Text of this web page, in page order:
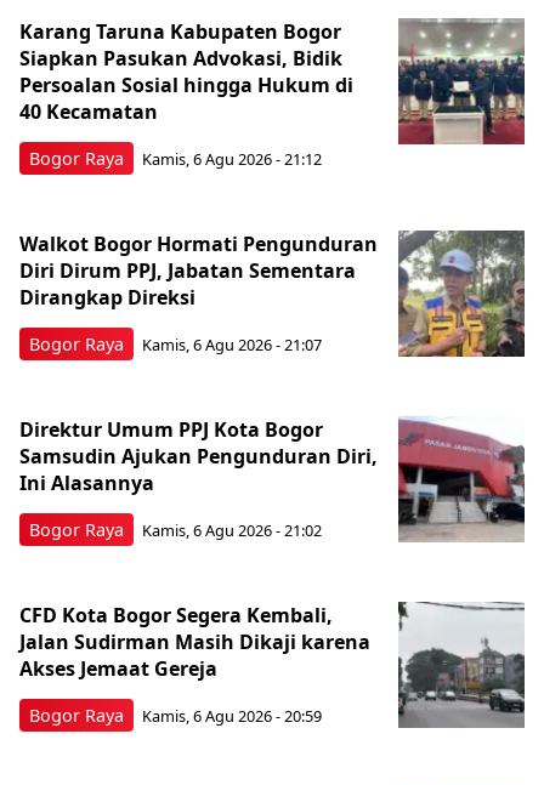
Bogor Raya
Karang Taruna Kabupaten Bogor
Siapkan Pasukan Advokasi, Bidik
Persoalan Sosial hingga Hukum di
40 Kecamatan
Kamis, 6 Agu 2026 - 21:12
Bogor Raya
Walkot Bogor Hormati Pengunduran
Diri Dirum PPJ, Jabatan Sementara
Dirangkap Direksi
Kamis, 6 Agu 2026 - 21:07
Bogor Raya
Direktur Umum PPJ Kota Bogor
Samsudin Ajukan Pengunduran Diri,
Ini Alasannya
Kamis, 6 Agu 2026 - 21:02
Bogor Raya
CFD Kota Bogor Segera Kembali,
Jalan Sudirman Masih Dikaji karena
Akses Jemaat Gereja
Kamis, 6 Agu 2026 - 20:59